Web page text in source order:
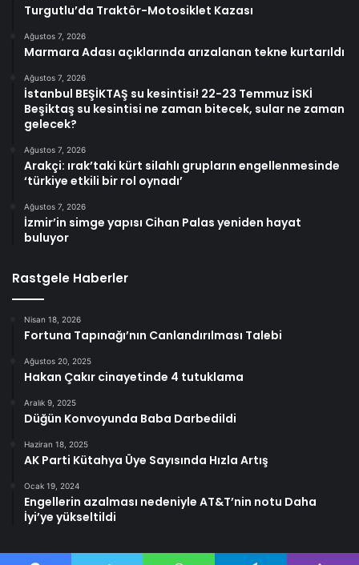
Turgutlu’da Traktör-Motosiklet Kazası
Ağustos 7, 2026
Marmara Adası açıklarında arızalanan tekne kurtarıldı
Ağustos 7, 2026
İstanbul BEŞİKTAŞ su kesintisi! 22-23 Temmuz İSKİ
Beşiktaş su kesintisi ne zaman bitecek, sular ne zaman
gelecek?
Ağustos 7, 2026
Arakçi: ırak’taki kürt silahlı grupların engellenmesinde
‘türkiye etkili bir rol oynadı’
Ağustos 7, 2026
İzmir’in simge yapısı Cihan Palas yeniden hayat
buluyor
Rastgele Haberler
Nisan 18, 2026
Fortuna Tapınağı’nın Canlandırılması Talebi
Ağustos 20, 2025
Hakan Çakır cinayetinde 4 tutuklama
Aralık 9, 2025
Düğün Konvoyunda Baba Darbedildi
Haziran 18, 2025
AK Parti Kütahya Üye Sayısında Hızla Artış
Ocak 19, 2024
Engellerin azalması nedeniyle AT&T’nin notu Daha
İyi’ye yükseltildi